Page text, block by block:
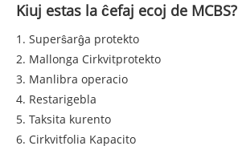
Kiuj estas la ĉefaj ecoj de MCBS?
1. Superŝarĝa protekto
2. Mallonga Cirkvitprotekto
3. Manlibra operacio
4. Restarigebla
5. Taksita kurento
6. Cirkvitfolia Kapacito